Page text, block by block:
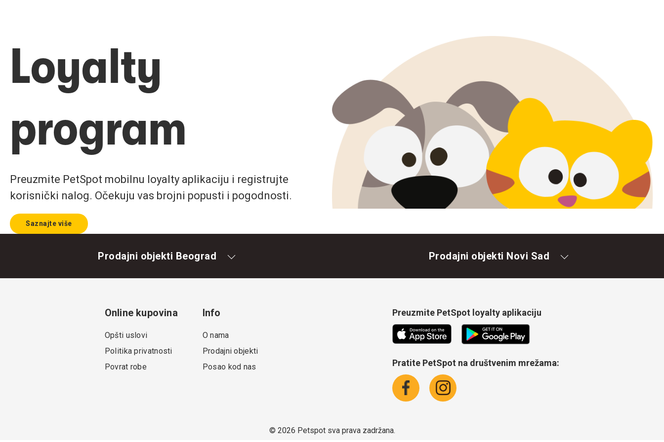
Loyalty
program
Preuzmite PetSpot mobilnu loyalty aplikaciju i registrujte
korisnički nalog. Očekuju vas brojni popusti i pogodnosti.
Saznajte više
Prodajni objekti Beograd Prodajni objekti Novi Sad
Online kupovina
Opšti uslovi
Politika privatnosti
Povrat robe
Info
O nama
Prodajni objekti
Posao kod nas
Preuzmite PetSpot loyalty aplikaciju
Pratite PetSpot na društvenim mrežama:
© 2026 Petspot sva prava zadržana.